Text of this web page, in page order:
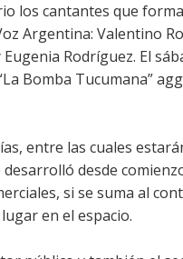
los cantantes que
Argentina: Valentino
Rodríguez. El
Bomba Tucumana”
entre las cuales
desde
si se suma al
en el espacio.